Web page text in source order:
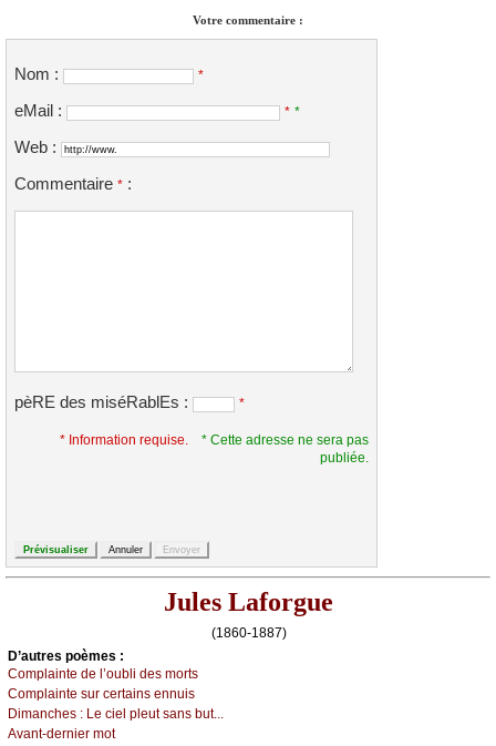
Votre commentaire :
Nom : *
eMail : * *
Web :
Commentaire * :
pèRE des miséRablEs : *
* Information requise.
* Cette adresse ne sera pas
publiée.
Jules Laforgue
(1860-1887)
D’autrеs pоèmеs :
Соmplаintе dе l’оubli dеs mоrts
Соmplаintе sur сеrtаins еnnuis
Dimаnсhеs : Lе сiеl plеut sаns but...
Αvаnt-dеrniеr mоt